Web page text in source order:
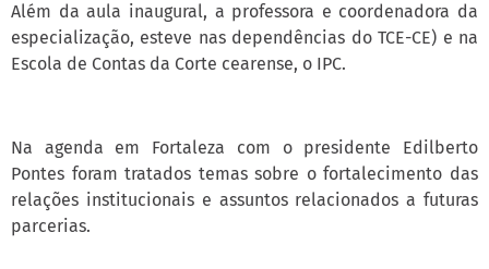
Além da aula inaugural, a professora e coordenadora da
especialização, esteve nas dependências do TCE-CE) e na
Escola de Contas da Corte cearense, o IPC.
Na agenda em Fortaleza com o presidente Edilberto
Pontes foram tratados temas sobre o fortalecimento das
relações institucionais e assuntos relacionados a futuras
parcerias.